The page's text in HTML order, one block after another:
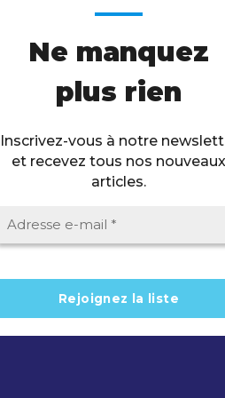
Ne manquez
plus rien
Inscrivez-vous à notre
et recevez tous nos nouveaux
articles.